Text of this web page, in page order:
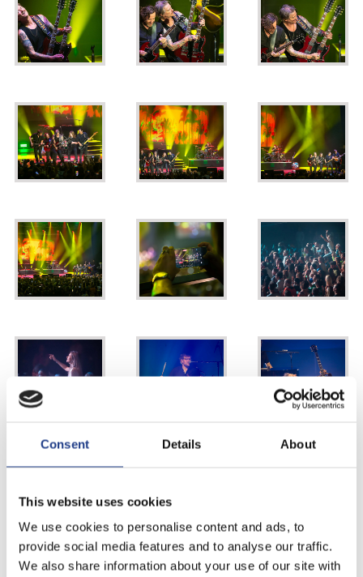
Consent Details About
This website uses cookies
We use cookies to personalise content and ads, to
provide social media features and to analyse our traffic.
We also share information about your use of our site with